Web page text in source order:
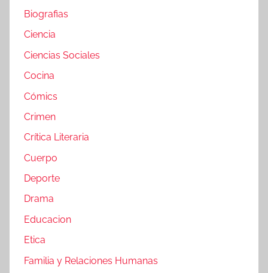
Biografias
Ciencia
Ciencias Sociales
Cocina
Cómics
Crimen
Crítica Literaria
Cuerpo
Deporte
Drama
Educacion
Etica
Familia y Relaciones Humanas